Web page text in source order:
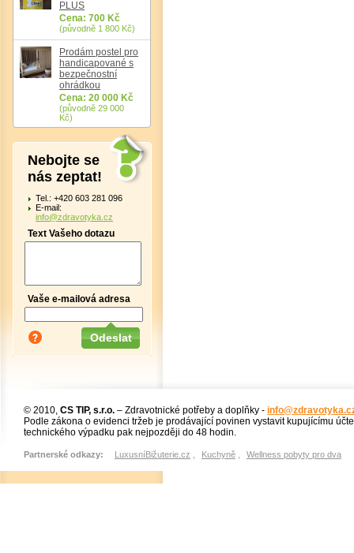
PLUS
Cena: 700 Kč
(původně 1 800 Kč)
Prodám postel pro
handicapované s
bezpečnostní
ohrádkou
Cena: 20 000 Kč
(původně 29 000
Kč)
Nebojte se
nás zeptat!
Tel.: +420 603 281 096
E-mail:
info@zdravotyka.cz
Text Vašeho dotazu
Vaše e-mailová adresa
© 2010, CS TIP, s.r.o. – Zdravotnické potřeby a doplňky -
Podle zákona o evidenci tržeb je prodávající povinen vystavit kupujícímu
technického výpadku pak nejpozději do 48 hodin.
Partnerské odkazy: LuxusníBižuterie.cz Kuchyně Wellness pobyty pro dva